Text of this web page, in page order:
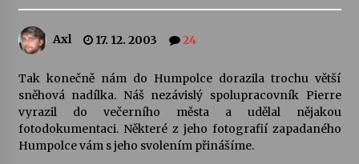
Vernisáž výstavy Josefíny Duškové: Stávám se
kapkou
Veselí muzikanti
30. 7. 2026
Axl 17. 12. 2003 24
Tak konečně nám do Humpolce dorazila trochu větší
sněhová nadílka. Náš nezávislý spolupracovník Pierre
vyrazil do večerního města a udělal nějakou
fotodokumentaci. Některé z jeho fotografií zapadaného
Humpolce vám s jeho svolením přinášíme.